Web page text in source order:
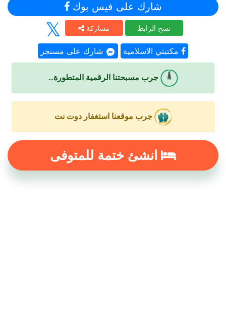
شارك على فيس بوك
مشاركة نسخ الرابط
شارك على مسنجر مكتبتي الاسلامية
جرب مسبحتنا الرقمية المتطورة..
جرب موقعنا استغفار دوت نت